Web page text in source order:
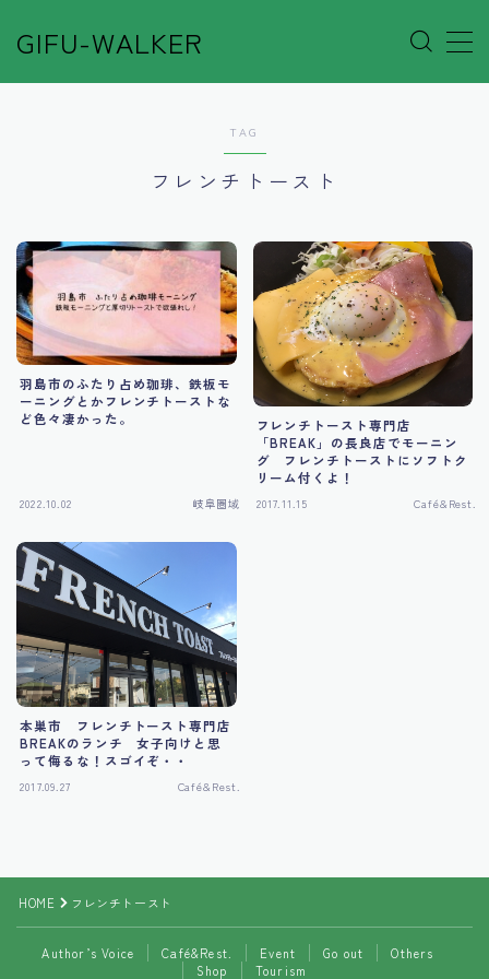
GIFU-WALKER
MENU
Event
Go out
Others
TAG
フレンチトースト
羽島市のふたり占め珈琲、鉄板モ
ーニングとかフレンチトーストな
ど色々凄かった。
2022.10.02 岐阜圏域
フレンチトースト専門店
「BREAK」の長良店でモーニン
グ フレンチトーストにソフトク
リーム付くよ！
2017.11.15 Café&Rest.
本巣市 フレンチトースト専門店
BREAKのランチ 女子向けと思
って侮るな！スゴイぞ・・
2017.09.27 Café&Rest.
HOME フレンチトースト
Author’s Voice Café&Rest. Event Go out
Others
Shop
Tourism